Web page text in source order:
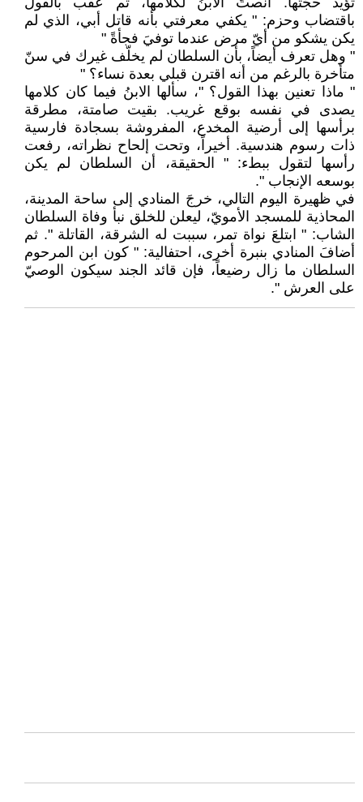
باقتضاب وحزم: " يكفي معرفتي بأنه قاتل أبي، الذي لم
يكن يشكو من أيّ مرض عندما توفيَ فجأةً "
" وهل تعرف أيضاً، بأن السلطان لم يخلّف غيرك في سنّ
متأخرة بالرغم من أنه اقترن قبلي بعدة نساء؟ "
" ماذا تعنين بهذا القول؟ "، سألها الابنُ فيما كان كلامها
يصدى في نفسه بوقع غريب. بقيت صامتة، مطرقة
برأسها إلى أرضية المخدع، المفروشة بسجادة فارسية
ذات رسوم هندسية. أخيراً، وتحت إلحاح نظراته، رفعت
رأسها لتقول ببطء: " الحقيقة، أن السلطان لم يكن
بوسعه الإنجاب ".
في ظهيرة اليوم التالي، خرجَ المنادي إلى ساحة المدينة،
المحاذية للمسجد الأمويّ، ليعلن للخلق نبأ وفاة السلطان
الشاب: " ابتلعَ نواة تمر، سببت له الشرقة، القاتلة ". ثم
أضافَ المنادي بنبرة أخرى، احتفالية: " كون ابن المرحوم
السلطان ما زال رضيعاً، فإن قائد الجند سيكون الوصيّ
على العرش ".